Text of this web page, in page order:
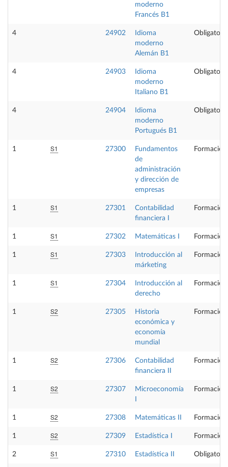
moderno
Francés B1
4 24902
Idioma
moderno
Alemán B1
Obligatoria
4 24903
Idioma
moderno
Italiano B1
Obligatoria
4 24904
Idioma
moderno
Portugués B1
Obligatoria
1 S1 27300
Fundamentos
de
administración
y dirección de
empresas
1 S1 27301
Contabilidad
financiera I
1 S1 27302 Matemáticas I
1 S1 27303
Introducción al
márketing
1 S1 27304
Introducción al
derecho
1 S2 27305
Historia
económica y
economía
mundial
1 S2 27306
Contabilidad
financiera II
1 S2 27307
Microeconomía
1 S2 27308 Matemáticas II
1 S2 27309 Estadística I
2 S1 27310 Estadística II Obligatoria